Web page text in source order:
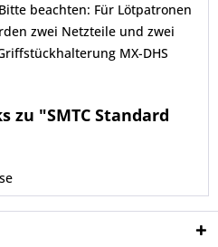
beachten: Für Lötpatronen
zwei Netzteile und zwei
MX-DHS
zu "SMTC Standard